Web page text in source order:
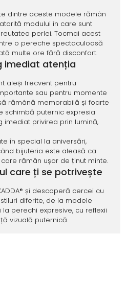
dintre aceste modele rămân
modului în care sunt
perlei. Tocmai acest
o pereche spectaculoasă
multe ore fără disconfort.
imediat atenția
aleși frecvent pentru
sau pentru momente
rămână memorabilă și foarte
schimbă puternic expresia
imediat privirea prin lumină,
în special la aniversări,
bijuteria este aleasă ca
rămân ușor de ținut minte.
care ți se potrivește
și descoperă cercei cu
diferite, de la modele
perechi expresive, cu reflexii
vizuală puternică.